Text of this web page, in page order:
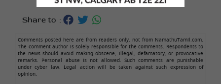
Share to :
Comments posted here are from readers only, not from NamathuTamil.com.
The comment author is solely responsible for the comments. Respondents to
the news should avoid making obscene, illegal, defamatory, or provocative
remarks. Personal abuse is not allowed. Such comments are punishable
under cyber law. Legal action will be taken against such expression of
opinion.